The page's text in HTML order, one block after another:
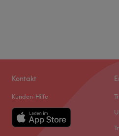
Kontakt
Kunden-Hilfe